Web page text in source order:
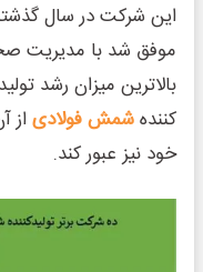
این شرکت در سال
موفق شد با مدیریت
بالاترین میزان رشد تولید
کنندهشمش فولادی از
خود نیز عبور کند.